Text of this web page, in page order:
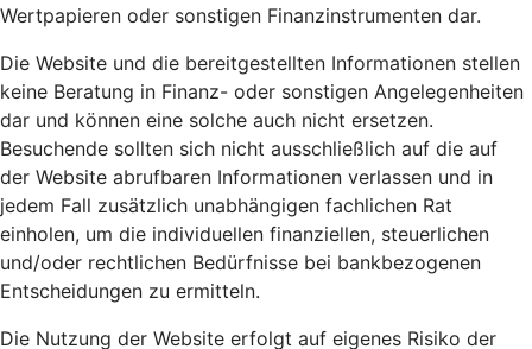
Wertpapieren oder sonstigen Finanzinstrumenten dar.
Die Website und die bereitgestellten Informationen stellen
keine Beratung in Finanz- oder sonstigen Angelegenheiten
dar und können eine solche auch nicht ersetzen.
Besuchende sollten sich nicht ausschließlich auf die auf
der Website abrufbaren Informationen verlassen und in
jedem Fall zusätzlich unabhängigen fachlichen Rat
einholen, um die individuellen finanziellen, steuerlichen
und/oder rechtlichen Bedürfnisse bei bankbezogenen
Entscheidungen zu ermitteln.
Die Nutzung der Website erfolgt auf eigenes Risiko der